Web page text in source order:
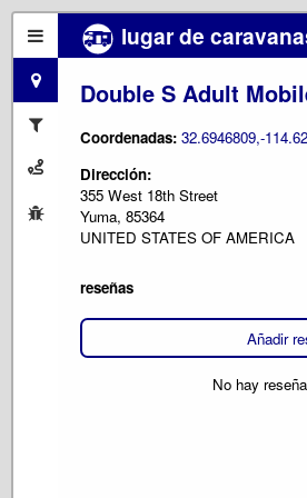
lugar de
Double S Adult
Coordenadas: 32.6946809,-
Dirección:
355 West 18th Street
Yuma, 85364
UNITED STATES OF AMERICA
reseñas
Añadir
No hay